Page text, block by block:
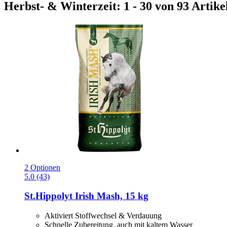
Herbst- & Winterzeit: 1 - 30 von 93
2 Optionen
5.0 (43)
St.HippolytIrish Mash, 15 kg
Aktiviert Stoffwechsel & Verdauung
Schnelle Zubereitung, auch mit kaltem Wasser